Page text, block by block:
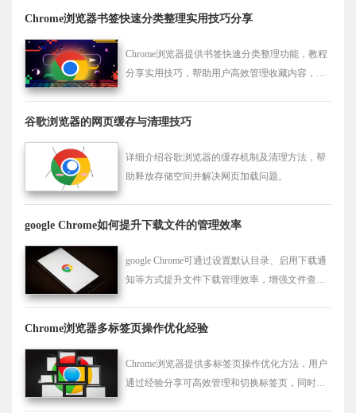
Chrome浏览器书签快速分类整理实用技巧分享
Chrome浏览器提供书签快速分类整理功能，教程
分享实用技巧，帮助用户高效管理收藏内容，实
谷歌浏览器的网页缓存与清理技巧
详细介绍谷歌浏览器的缓存机制及清理方法，帮
助释放存储空间并解决网页加载问题。
google Chrome如何提升下载文件的管理效率
google Chrome可通过设置默认目录、启用下载通
知等方式提升文件下载管理效率，增强文件查找
Chrome浏览器多标签页操作优化经验
Chrome浏览器提供多标签页操作优化方法，用户
通过经验分享可高效管理和切换标签页，同时提